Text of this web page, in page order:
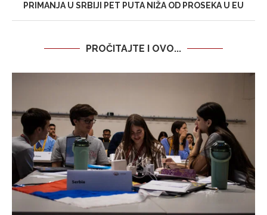
PRIMANJA U SRBIJI PET PUTA NIŽA OD PROSEKA U EU
PROČITAJTE I OVO...